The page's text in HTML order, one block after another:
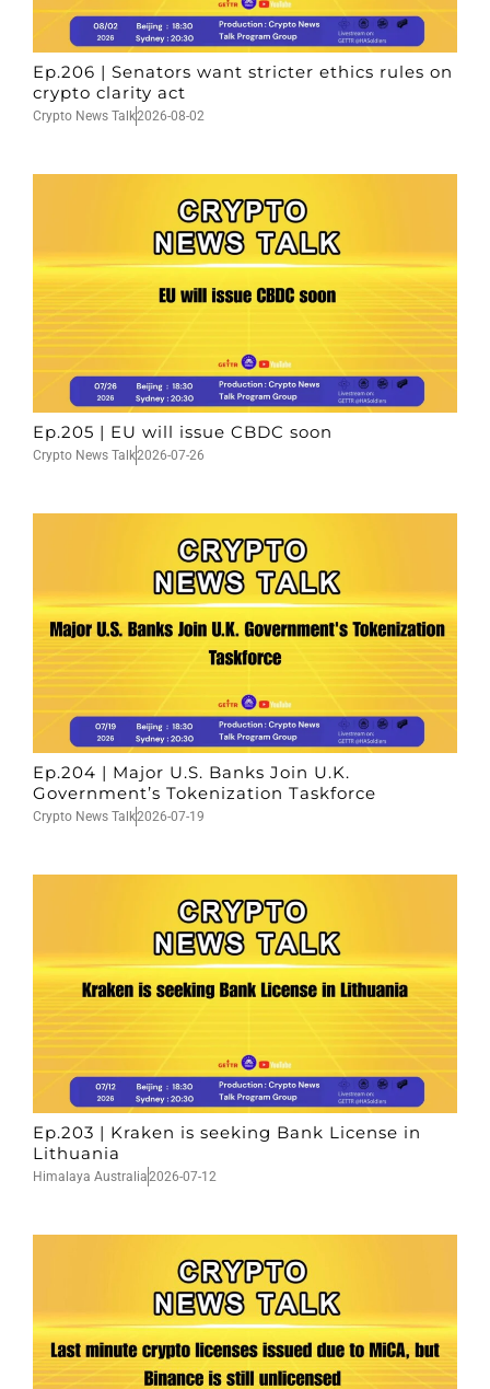
Ep.206 | Senators want stricter ethics rules on
crypto clarity act
Crypto News Talk2026-08-02
Ep.205 | EU will issue CBDC soon
Crypto News Talk2026-07-26
Ep.204 | Major U.S. Banks Join U.K.
Government’s Tokenization Taskforce
Crypto News Talk2026-07-19
Ep.203 | Kraken is seeking Bank License in
Lithuania
Himalaya Australia2026-07-12